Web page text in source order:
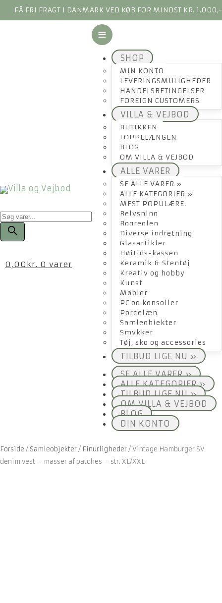
FÅ FRI FRAGT I DANMARK VED KØB FOR MINDST KR. 1.000,-
Products
search
0,00 kr. 0 varer
SHOP
MIN KONTO
LEVERINGSMULIGHEDER
HANDELSBETINGELSER
FOREIGN CUSTOMERS
VILLA & VEJBOD
BUTIKKEN
LOPPELÆNGEN
BLOG
OM VILLA & VEJBOD
ALLE VARER
SE ALLE VARER »
ALLE KATEGORIER »
MEST POPULÆRE:
Belysning
Bogreolen
Diverse indretning
Glasartikler
Højtids-kassen
Keramik & Stentøj
Kreativ og hobby
Kunst
Møbler
PC og konsoller
Porcelæn
Samleobjekter
Smykker
Tøj, sko og accessories
TILBUD LIGE NU »
SE ALLE VARER »
ALLE KATEGORIER »
TILBUD LIGE NU »
OM VILLA & VEJBOD
BLOG
DIN KONTO
Forside / Samleobjekter/ Finurligheder/Vintage Hamburger SV
denim vest – masser af patches – str. XL/XXL